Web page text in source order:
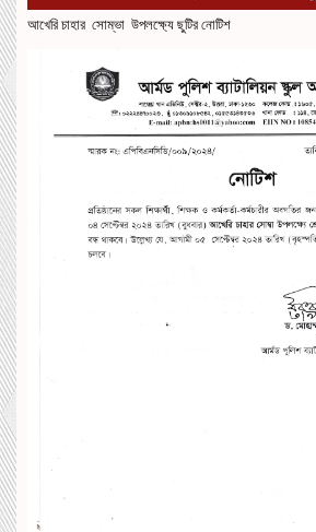
আখেরি চাহার সোম্ভা উপলক্ষ্যে ছুটির নোটিশ